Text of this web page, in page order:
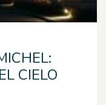
CIELO